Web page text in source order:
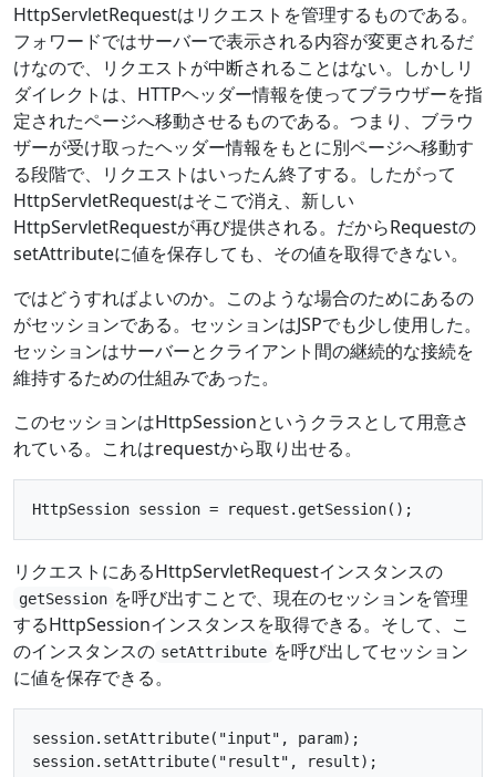
HttpServletRequestはリクエストを管理するものである。
フォワードではサーバーで表示される内容が変更されるだ
けなので、リクエストが中断されることはない。しかしリ
ダイレクトは、HTTPヘッダー情報を使ってブラウザーを指
定されたページへ移動させるものである。つまり、ブラウ
ザーが受け取ったヘッダー情報をもとに別ページへ移動す
る段階で、リクエストはいったん終了する。したがって
HttpServletRequestはそこで消え、新しい
HttpServletRequestが再び提供される。だからRequestの
setAttributeに値を保存しても、その値を取得できない。
ではどうすればよいのか。このような場合のためにあるの
がセッションである。セッションはJSPでも少し使用した。
セッションはサーバーとクライアント間の継続的な接続を
維持するための仕組みであった。
このセッションはHttpSessionというクラスとして用意さ
れている。これはrequestから取り出せる。
リクエストにあるHttpServletRequestインスタンスの
getSession を呼び出すことで、現在のセッションを管理
するHttpSessionインスタンスを取得できる。そして、こ
のインスタンスの setAttribute を呼び出してセッション
に値を保存できる。
session.setAttribute("input", param);